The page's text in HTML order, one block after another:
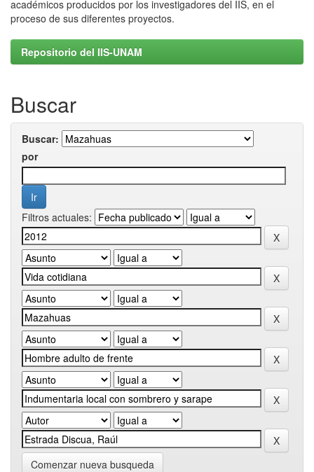
académicos producidos por los investigadores del IIS, en el
proceso de sus diferentes proyectos.
Repositorio del IIS-UNAM
Buscar
Buscar:
por
Filtros actuales:
Comenzar nueva busqueda